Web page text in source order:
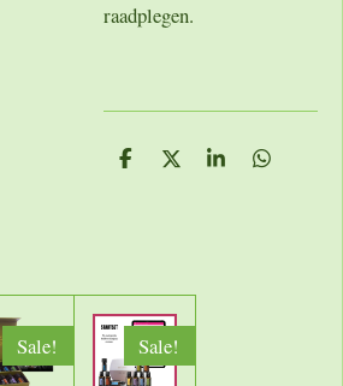
raadplegen.
D
D
S
D
Sale! Sale!